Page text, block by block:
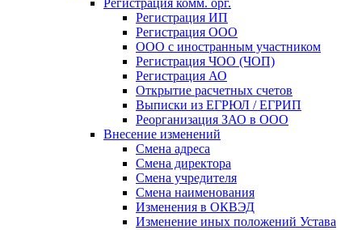
Регистрация комм. орг.
Регистрация ИП
Регистрация ООО
ООО с иностранным участником
Регистрация ЧОО (ЧОП)
Регистрация АО
Открытие расчетных счетов
Выписки из ЕГРЮЛ / ЕГРИП
Реорганизация ЗАО в ООО
Внесение изменений
Смена адреса
Смена директора
Cмена учредителя
Смена наименования
Изменения в ОКВЭД
Изменение иных положений Устава